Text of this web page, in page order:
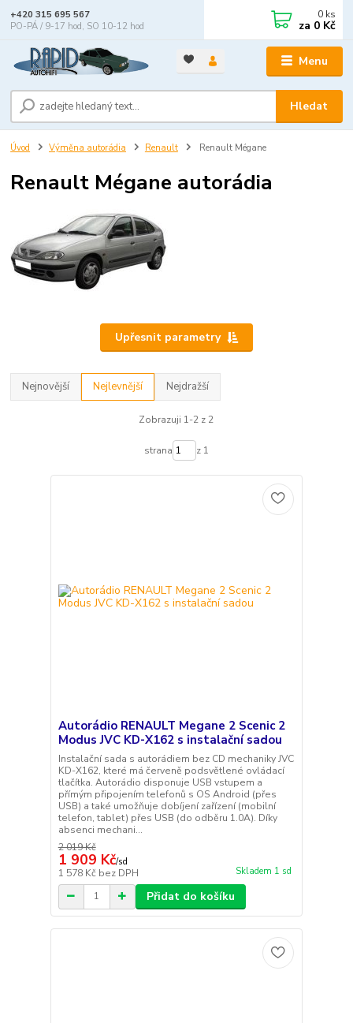
Menu
Hledat
+420 315 695 567
PO-PÁ / 9-17 hod, SO 10-12 hod
0 ks
za 0 Kč
Úvod Výměna autorádia Renault Renault Mégane
Renault Mégane autorádia
Upřesnit parametry
Nejnovější Nejlevnější Nejdražší
Zobrazuji 1-2 z 2
strana z 1
Autorádio RENAULT Megane 2 Scenic 2
Modus JVC KD-X162 s instalační sadou
Instalační sada s autorádiem bez CD mechaniky JVC
KD-X162, které má červeně podsvětlené ovládací
tlačítka. Autorádio disponuje USB vstupem a
přímým připojením telefonů s OS Android (přes
USB) a také umožňuje dobíjení zařízení (mobilní
telefon, tablet) přes USB (do odběru 1.0A). Díky
absenci mechani...
2 019 Kč
1 909 Kč/sd
1 578 Kč bez DPH Skladem 1 sd
Přidat do košíku